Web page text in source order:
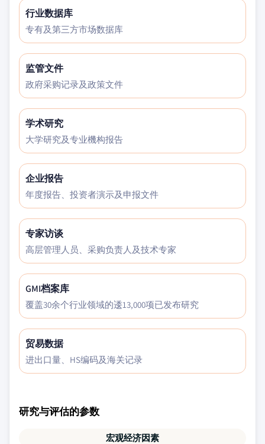
行业数据库
专有及第三方市场数据库
监管文件
政府采购记录及政策文件
学术研究
大学研究及专业機构报告
企业报告
年度报告、投资者演示及申报文件
专家访谈
高层管理人员、采购负责人及技术专家
GMI档案库
覆盖30余个行业领域的逶13,000项已发布研究
贸易数据
进出口量、HS编码及海关记录
研究与评估的参数
宏观经济因素